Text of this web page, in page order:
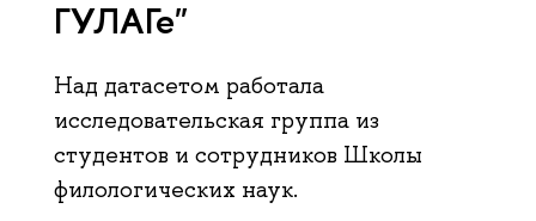
ГУЛАГе"
Над датасетом работала
исследовательская группа из
студентов и сотрудников Школы
филологическиx наук.